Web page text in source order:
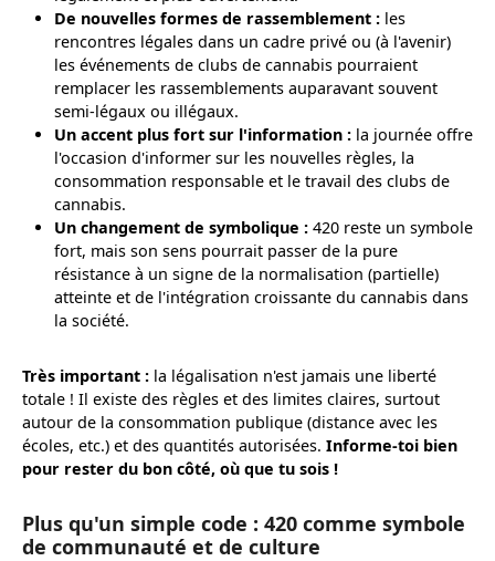
De nouvelles formes de rassemblement :les
rencontres légales dans un cadre privé ou (à l'avenir)
les événements de clubs de cannabis pourraient
remplacer les rassemblements auparavant souvent
semi-légaux ou illégaux.
Un accent plus fort sur l'information :la journée offre
l'occasion d'informer sur les nouvelles règles, la
consommation responsable et le travail des clubs de
cannabis.
Un changement de symbolique :420 reste un symbole
fort, mais son sens pourrait passer de la pure
résistance à un signe de la normalisation (partielle)
atteinte et de l'intégration croissante du cannabis dans
la société.
Très important : la légalisation n'est jamais une liberté
totale ! Il existe des règles et des limites claires, surtout
autour de la consommation publique (distance avec les
écoles, etc.) et des quantités autorisées. Informe-toi bien
pour rester du bon côté, où que tu sois !
Plus qu'un simple code : 420 comme symbole
de communauté et de culture